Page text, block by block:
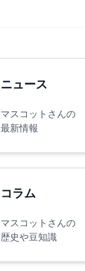
ニュース
マスコットさんの
最新情報
コラム
マスコットさんの
歴史や豆知識